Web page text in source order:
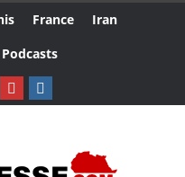
France
Iran
Podcasts